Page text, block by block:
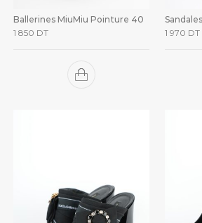
Ballerines MiuMiu Pointure 40
1 850 DT
1 970 DT